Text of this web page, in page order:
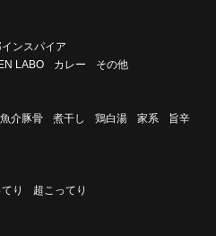
ンスパイア
LABO カレー その他
魚介豚骨 煮干し 鶏白湯 家系
旨辛
り 超こってり